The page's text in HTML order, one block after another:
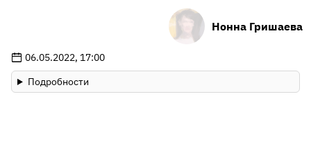
Нонна Гришаева
06.05.2022, 17:00
Подробности